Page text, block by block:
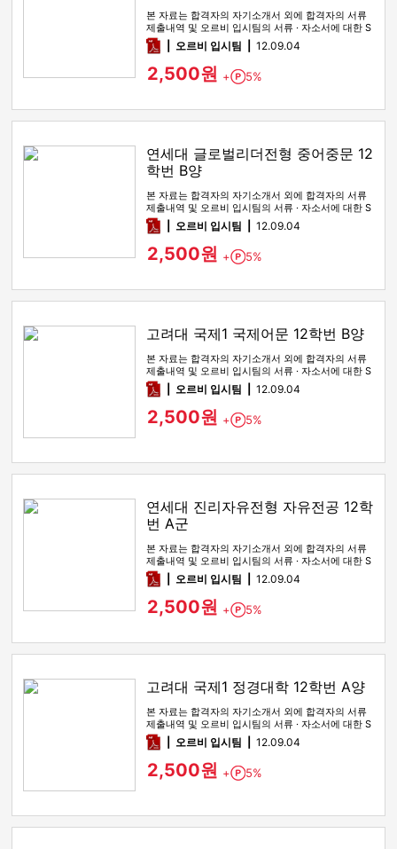
본 자료는 합격자의 자기소개서 외에 합격자의 서류
제출내역 및 오르비 입시팀의 서류 · 자소서에 대한 S
WOT 분석이 포함돼 …
pdf오르비 입시팀 12.09.04
2,500원 + Point
5%
연세대 글로벌리더전형 중어중문 12
학번 B양
본 자료는 합격자의 자기소개서 외에 합격자의 서류
제출내역 및 오르비 입시팀의 서류 · 자소서에 대한 S
WOT 분석이 포함돼 …
pdf오르비 입시팀 12.09.04
2,500원 + Point
5%
고려대 국제1 국제어문 12학번 B양
본 자료는 합격자의 자기소개서 외에 합격자의 서류
제출내역 및 오르비 입시팀의 서류 · 자소서에 대한 S
WOT 분석이 포함돼 …
pdf오르비 입시팀 12.09.04
2,500원 + Point
5%
연세대 진리자유전형 자유전공 12학
번 A군
본 자료는 합격자의 자기소개서 외에 합격자의 서류
제출내역 및 오르비 입시팀의 서류 · 자소서에 대한 S
WOT 분석이 포함돼 …
pdf오르비 입시팀 12.09.04
2,500원 + Point
5%
고려대 국제1 정경대학 12학번 A양
본 자료는 합격자의 자기소개서 외에 합격자의 서류
제출내역 및 오르비 입시팀의 서류 · 자소서에 대한 S
WOT 분석이 포함돼 …
pdf오르비 입시팀 12.09.04
2,500원 + Point
5%